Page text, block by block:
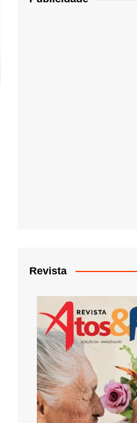
Revista